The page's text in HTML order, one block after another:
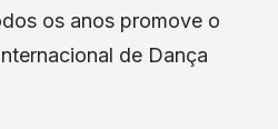
os anos promove o
de Dança